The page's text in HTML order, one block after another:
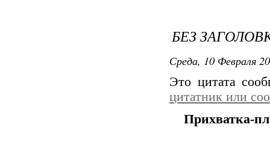
БЕЗ
Среда, 10 Февраля
Это цитата
цитатник или
Прихватка-